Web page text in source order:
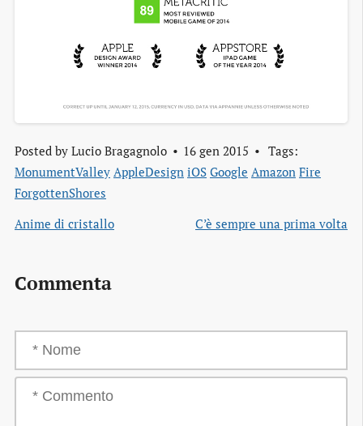
Posted by Lucio Bragagnolo 16 gen 2015
Tags:
MonumentValley AppleDesign iOS Google Amazon Fire
ForgottenShores
Anime di cristallo
C’è sempre una prima volta
Commenta